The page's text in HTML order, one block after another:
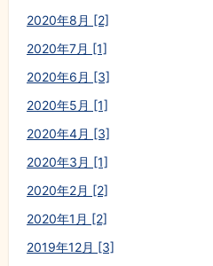
2020年8月 [2]
2020年7月 [1]
2020年6月 [3]
2020年5月 [1]
2020年4月 [3]
2020年3月 [1]
2020年2月 [2]
2020年1月 [2]
2019年12月 [3]